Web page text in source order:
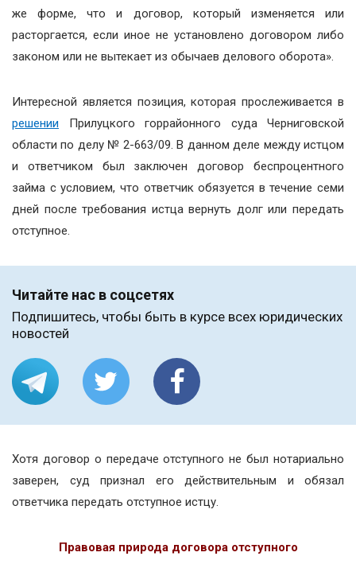
же форме, что и договор, который изменяется или
расторгается, если иное не установлено договором либо
законом или не вытекает из обычаев делового оборота».
Интересной является позиция, которая прослеживается в
решении Прилуцкого горрайонного суда Черниговской
области по делу № 2-663/09. В данном деле между истцом
и ответчиком был заключен договор беспроцентного
займа с условием, что ответчик обязуется в течение семи
дней после требования истца вернуть долг или передать
отступное.
Читайте нас в соцсетях
Подпишитесь, чтобы быть в курсе всех юридических
новостей
Хотя договор о передаче отступного не был нотариально
заверен, суд признал его действительным и обязал
ответчика передать отступное истцу.
Правовая природа договора отступного